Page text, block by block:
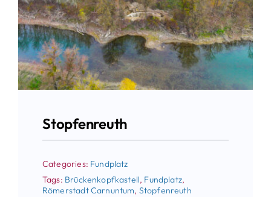
Stopfenreuth
Categories: Fundplatz
Tags: Brückenkopfkastell, Fundplatz,
Römerstadt Carnuntum, Stopfenreuth